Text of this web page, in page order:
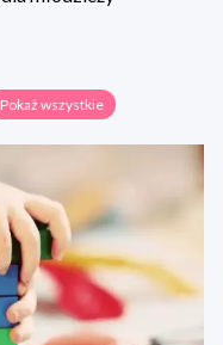
Pokaż wszystkie